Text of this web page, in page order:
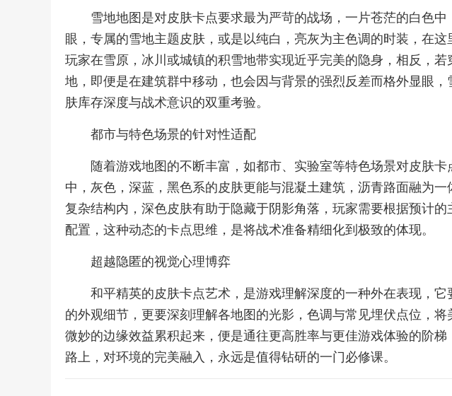
雪地地图是对皮肤卡点要求最为严苛的战场，一片苍茫的白色中
眼，专属的雪地主题皮肤，或是以纯白，亮灰为主色调的时装，在
玩家在雪原，冰川或城镇的积雪地带实现近乎完美的隐身，相反，
地，即便是在建筑群中移动，也会因与背景的强烈反差而格外显眼
肤库存深度与战术意识的双重考验。
都市与特色场景的针对性适配
随着游戏地图的不断丰富，如都市、实验室等特色场景对皮肤
中，灰色，深蓝，黑色系的皮肤更能与混凝土建筑，沥青路面融为
复杂结构内，深色皮肤有助于隐藏于阴影角落，玩家需要根据预计
配置，这种动态的卡点思维，是将战术准备精细化到极致的体现。
超越隐匿的视觉心理博弈
和平精英的皮肤卡点艺术，是游戏理解深度的一种外在表现，
的外观细节，更要深刻理解各地图的光影，色调与常见埋伏点位，
微妙的边缘效益累积起来，便是通往更高胜率与更佳游戏体验的阶
路上，对环境的完美融入，永远是值得钻研的一门必修课。